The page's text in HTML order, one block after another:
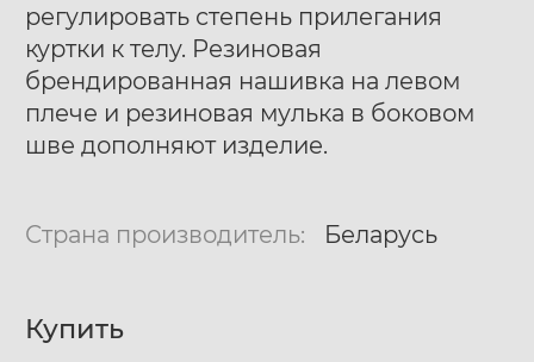
регулировать степень прилегания
куртки к телу. Резиновая
брендированная нашивка на левом
плече и резиновая мулька в боковом
шве дополняют изделие.
Страна производитель: Беларусь
Купить